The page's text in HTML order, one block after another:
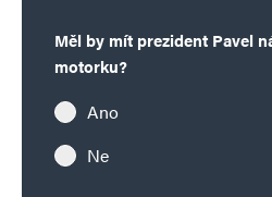
Měl by mít prezident Pavel
motorku?
Ano
Ne